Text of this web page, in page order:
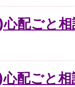
配ごと
配ごと